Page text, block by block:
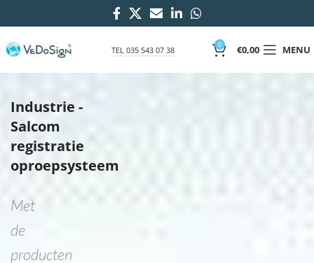
TEL 035 543 07 38
0 €0,00 MENU
Industrie -
Salcom
registratie
oproepsysteem
Met
de
producten